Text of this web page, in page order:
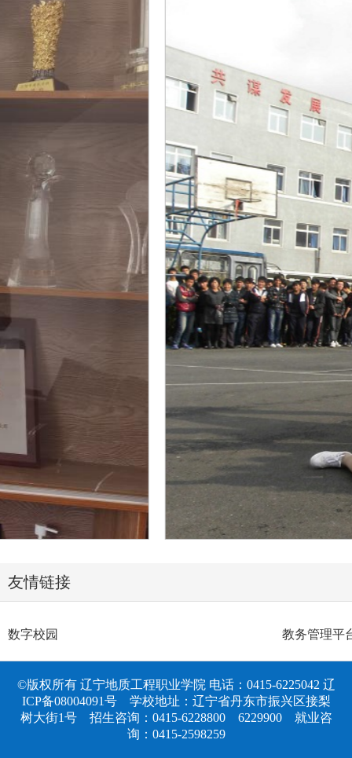
友情链接
数字校园 教务管理平
©版权所有 辽宁地质工程职业学院 电话：0415-6225042 辽
ICP备08004091号学校地址：辽宁省丹东市振兴区接梨
树大街1号 招生咨询：0415-6228800 6229900 就业咨
询：0415-2598259